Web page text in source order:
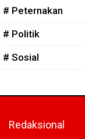
# Peternakan
# Politik
# Sosial
Redaksional